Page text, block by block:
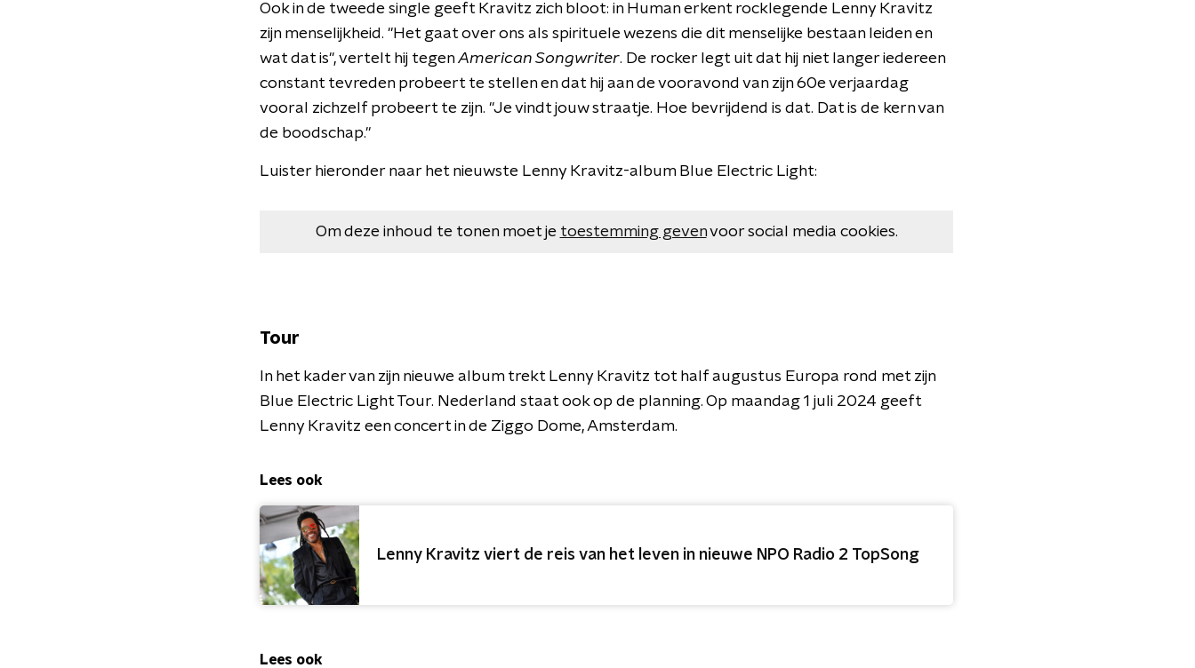
Ook in de tweede single geeft Kravitz zich bloot: in Human erkent rocklegende Lenny Kravitz
zijn menselijkheid. "Het gaat over ons als spirituele wezens die dit menselijke bestaan ​​leiden en
wat dat is", vertelt hij tegenAmerican Songwriter. De rocker legt uit dat hij niet langer iedereen
constant tevreden probeert te stellen en dat hij aan de vooravond van zijn 60e verjaardag
vooral zichzelf probeert te zijn. "Je vindt jouw straatje. Hoe bevrijdend is dat. Dat is de kern van
de boodschap."
Luister hieronder naar het nieuwste Lenny Kravitz-album Blue Electric Light:
Om deze inhoud te tonen moet je toestemming gevenvoor social media cookies.
Tour
In het kader van zijn nieuwe album trekt Lenny Kravitz tot half augustus Europa rond met zijn
Blue Electric Light Tour. Nederland staat ook op de planning. Op maandag 1 juli 2024 geeft
Lenny Kravitz een concert in de Ziggo Dome, Amsterdam.
Lees ook
Lenny Kravitz viert de reis van het leven in nieuwe NPO Radio 2 TopSong
Lees ook